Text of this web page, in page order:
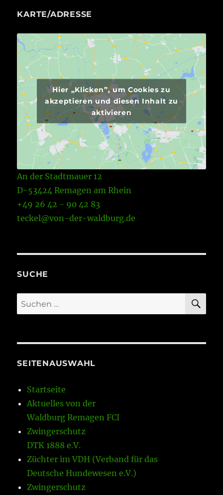
KARTE/ADRESSE
Hier „Klicken”, um Cookies zu
akzeptieren und diesen Inhalt zu
aktivieren
An der Stadtmauer 12
D-53424 Remagen am Rhein
+49 26 42 - 90 42 83
teckel@von-der-waldburg.de
SUCHE
Suchen
nach:
SEITENAUSWAHL
Startseite
Aktuelles von der
Waldburg Remagen FCI
Zwingerschutz
DTK 1888 e.V.
Züchter im VDH (Verband für das
Deutsche Hundewesen e.V.)
Zwingerschutz